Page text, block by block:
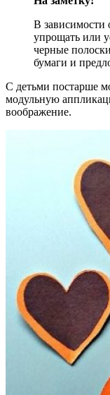
В зависимости
упрощать или
черные
бумаги и
С детьми постарше
модульную
воображение.